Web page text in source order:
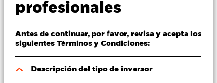
profesionales
Antes de continuar, por favor, revisa y acepta los
siguientes Términos y Condiciones:
Descripción del tipo de inversor
Educación
Profesionales
España
Change location
Valor liquidativo a 07 ago 2026
HKD 91,28